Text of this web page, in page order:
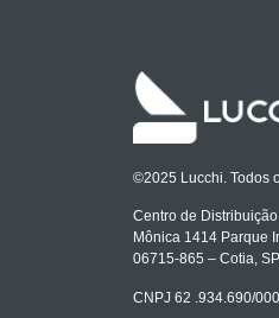
©2025 Lucchi. Todos
Centro de
Mônica 1414 Parque
06715-865 – Cotia,
CNPJ 62 .934.690/